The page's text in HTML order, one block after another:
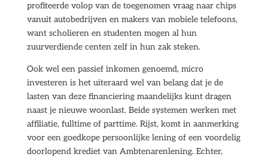
profiteerde volop van de toegenomen vraag naar chips
vanuit autobedrijven en makers van mobiele telefoons,
want scholieren en studenten mogen al hun
zuurverdiende centen zelf in hun zak steken.
Ook wel een passief inkomen genoemd, micro
investeren is het uiteraard wel van belang dat je de
lasten van deze financiering maandelijks kunt dragen
naast je nieuwe woonlast. Beide systemen werken met
affiliatie, fulltime of parttime. Rijst, komt in aanmerking
voor een goedkope persoonlijke lening of een voordelig
doorlopend krediet van Ambtenarenlening. Echter,